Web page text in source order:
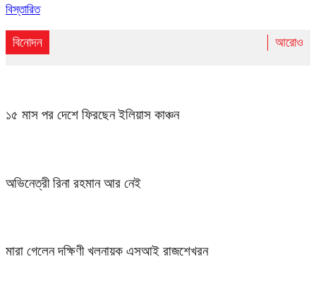
বিস্তারিত
বিনোদন আরোও
১৫ মাস পর দেশে ফিরছেন ইলিয়াস কাঞ্চন
অভিনেত্রী রিনা রহমান আর নেই
মারা গেলেন দক্ষিণী খলনায়ক এসআই রাজশেখরন